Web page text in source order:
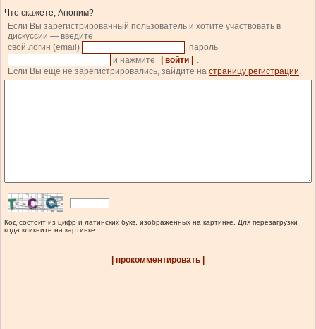
Что скажете, Аноним?
Если Вы зарегистрированный пользователь и хотите участвовать в
дискуссии — введите
свой логин (email)
, пароль
и нажмите
| войти |
.
Если Вы еще не зарегистрировались, зайдите на страницу регистрации.
Код состоит из цифр и латинских букв, изображенных на картинке. Для перезагрузки
кода кликните на картинке.
| прокомментировать |